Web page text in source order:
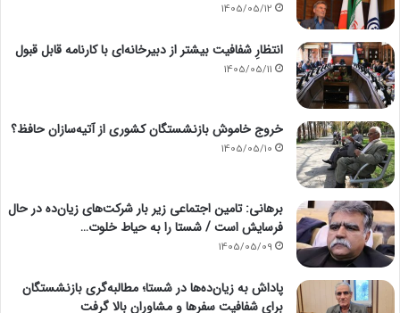
1405/05/12
انتظارِ شفافیت بیشتر از دبیرخانه‌ای با کارنامه قابل قبول
1405/05/11
خروج خاموش بازنشستگان کشوری از آتیه‌سازان حافظ؟
1405/05/10
برهانی: تامین اجتماعی زیر بار شرکت‌های زیان‌ده در حال
فرسایش است / شستا را به حیاط خلوت…
1405/05/09
پاداش به زیان‌ده‌ها در شستا؛ مطالبه‌گری بازنشستگان
برای شفافیت سفرها و مشاوران بالا گرفت